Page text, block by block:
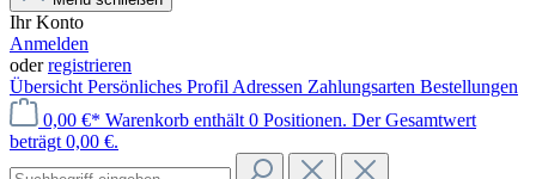
Ihr Konto
Anmelden
oderregistrieren
Übersicht Persönliches Profil Adressen Zahlungsarten Bestellungen
0,00 €* Warenkorb enthält 0 Positionen. Der Gesamtwert
beträgt 0,00 €.